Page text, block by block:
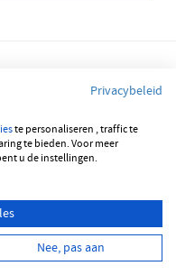
Privacybeleid
te personaliseren , traffic te
te bieden. Voor meer
u de instellingen.
Nee, pas aan